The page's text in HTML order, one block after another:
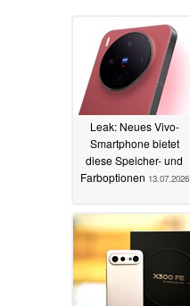
Leak: Neues Vivo-
Smartphone bietet
diese Speicher- und
Farboptionen 13.07.2026